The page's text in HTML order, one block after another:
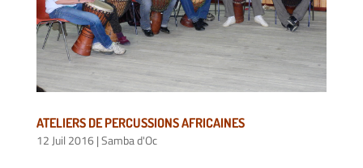
ATELIERS DE PERCUSSIONS AFRICAINES
12 Juil 2016|Samba d'Oc